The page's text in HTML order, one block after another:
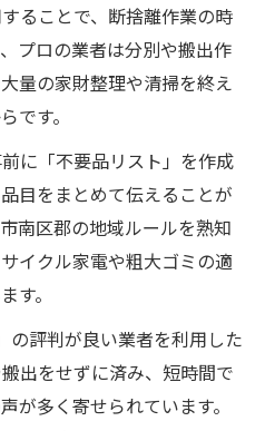
付けサービスの探し方
を進める際の注意点
現するすっきり空間
のステップ一覧
クリーニング活用法
リーニングの効果
判の整理術とは
のメンテナンス術
ることで、断捨離作業の時
プロの業者は分別や搬出作
量の家財整理や清掃を終え
です。
に「不要品リスト」を作成
目をまとめて伝えることが
南区郡の地域ルールを熟知
イクル家電や粗大ゴミの適
す。
の評判が良い業者を利用した
出をせずに済み、短時間で
が多く寄せられています。